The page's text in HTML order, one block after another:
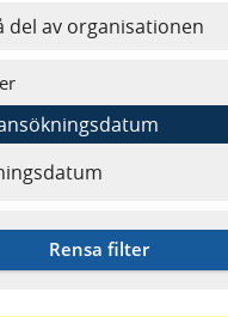
del av organisationen
Rensa filter